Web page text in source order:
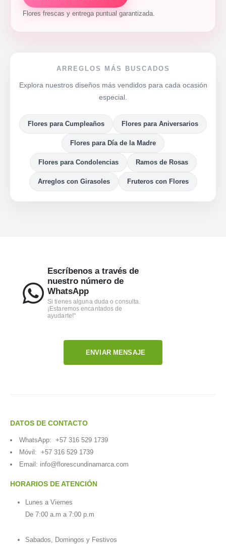
Flores frescas y entrega puntual garantizada.
ARREGLOS MÁS BUSCADOS
Explora nuestros diseños más vendidos para cada ocasión
especial.
Flores para Cumpleaños Flores para Aniversarios
Flores para Día de la Madre
Flores para Condolencias Ramos de Rosas
Arreglos con Girasoles Fruteros con Flores
Escríbenos a través de
nuestro número de
WhatsApp
Si tienes alguna duda o consulta.
¡Estaremos encantados de
ayudarte!"
ENVIAR MENSAJE
DATOS DE CONTACTO
WhatsApp: +57 316 529 1739
Móvil: +57 316 529 1739
Email: info@florescundinamarca.com
HORARIOS DE ATENCIÓN
Lunes a Viernes
De 7:00 a.m a 7:00 p.m
Sabados, Domingos y Festivos